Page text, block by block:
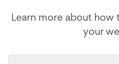
Learn more about how
your